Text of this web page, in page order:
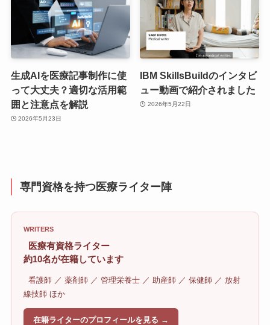
生成AIを医療記事制作に使
って大丈夫？適切な活用範
囲と注意点を解説
2026年5月23日
IBM SkillsBuildのインタビ
ュー動画で紹介されました
2026年5月22日
専門資格を持つ医療ライター陣
WRITERS
医療有資格ライター
約10名が在籍しています
看護師 ／ 薬剤師 ／ 管理栄養士 ／ 助産師 ／ 保健師 ／ 放射
線技師 ほか
在籍ライターのプロフィールを見る →